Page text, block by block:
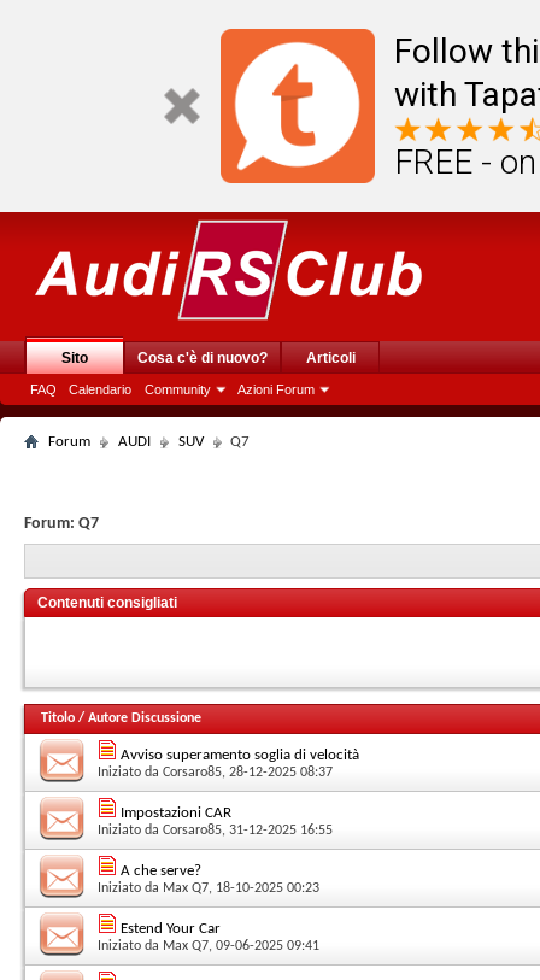
Follow
with
FREE -
Sito
FAQ Calendario Community Azioni Forum
Cosa c'è di nuovo? Articoli
Forum AUDI SUV Q7
Forum: Q7
Contenuti consigliati
Titolo / Autore Discussione
Avviso superamento soglia di velocità
Iniziato da Corsaro85, 28-12-2025 08:37
Impostazioni CAR
Iniziato da Corsaro85, 31-12-2025 16:55
A che serve?
Iniziato da Max Q7, 18-10-2025 00:23
Estend Your Car
Iniziato da Max Q7, 09-06-2025 09:41